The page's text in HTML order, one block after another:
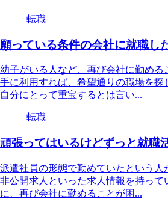
転職
願っている条件の会社に就職し
幼子がいる人など、再び会社に勤め
手に利用すれば、希望通りの職場を
自分にとって重宝するとは言い...
転職
頑張ってはいるけどずっと就
派遣社員の形態で勤めていたという
非公開求人といった求人情報を持っ
に、再び会社に勤めることが困...